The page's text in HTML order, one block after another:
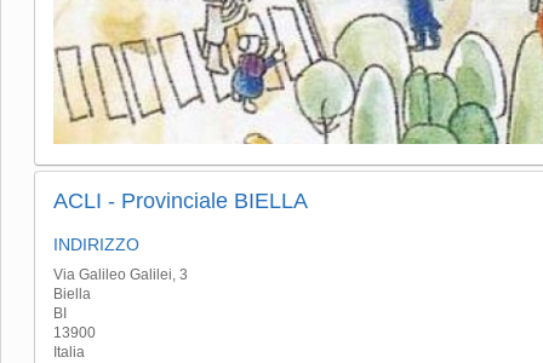
ACLI - Provinciale BIELLA
INDIRIZZO
Via Galileo Galilei, 3
Biella
BI
13900
Italia